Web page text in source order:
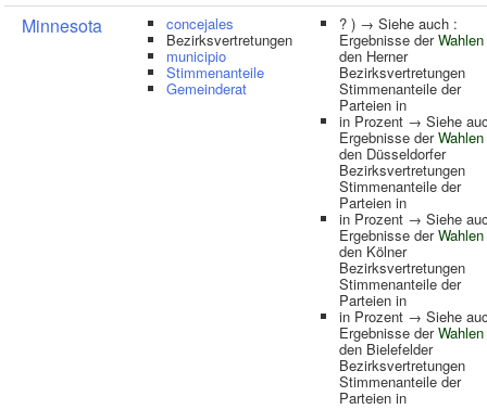
Minnesota concejales
Bezirksvertretungen
municipio
Stimmenanteile
Gemeinderat
? ) → Siehe auch :
Ergebnisse derWahlen
den Herner
Bezirksvertretungen
Stimmenanteile der
Parteien in
in Prozent → Siehe
Ergebnisse derWahlen
den Düsseldorfer
Bezirksvertretungen
Stimmenanteile der
Parteien in
in Prozent → Siehe
Ergebnisse derWahlen
den Kölner
Bezirksvertretungen
Stimmenanteile der
Parteien in
in Prozent → Siehe
Ergebnisse derWahlen
den Bielefelder
Bezirksvertretungen
Stimmenanteile der
Parteien in